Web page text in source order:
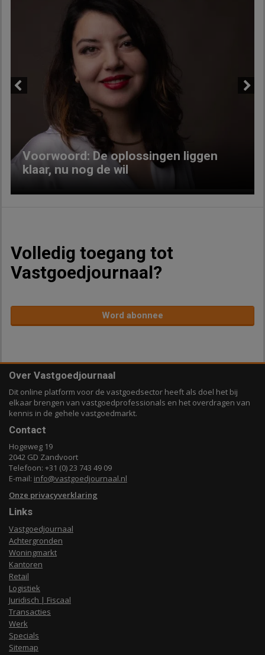
Voorwoord: De oplossingen liggen
klaar, nu nog de wil
Volledig toegang tot
Vastgoedjournaal?
Word abonnee
Over Vastgoedjournaal
Dit online platform voor de vastgoedsector heeft als doel het bij
elkaar brengen van vastgoedprofessionals en het overdragen van
kennis in de gehele vastgoedmarkt.
Contact
Hogeweg 19
2042 GD Zandvoort
Telefoon: +31 (0) 23 743 49 09
E-mail: info@vastgoedjournaal.nl
Onze privacyverklaring
Links
Vastgoedjournaal
Achtergronden
Woningmarkt
Kantoren
Retail
Logistiek
Juridisch | Fiscaal
Transacties
Werk
Specials
Sitemap